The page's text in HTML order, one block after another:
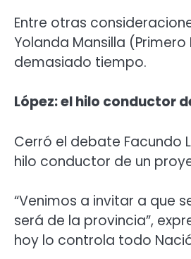
Entre otras
Yolanda Mansilla
demasiado tiempo.
López: el hilo conductor
Cerró el debate Facundo
hilo conductor de un
“Venimos a invitar a que
será de la provincia”,
hoy lo controla todo